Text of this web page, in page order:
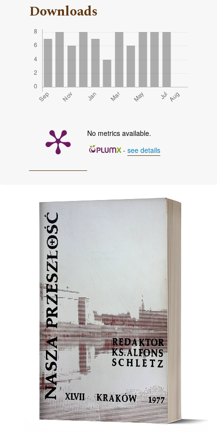
Downloads
No metrics available.
- see details